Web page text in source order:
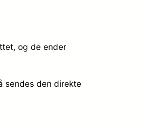
og de ender
sendes den direkte